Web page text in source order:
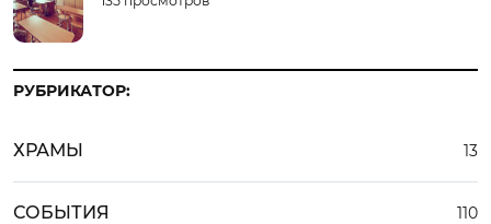
РУБРИКАТОР:
ХРАМЫ 13
СОБЫТИЯ 110